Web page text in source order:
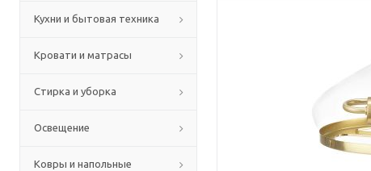
Кухни и бытовая техника
Кровати и матрасы
Стирка и уборка
Освещение
Ковры и напольные